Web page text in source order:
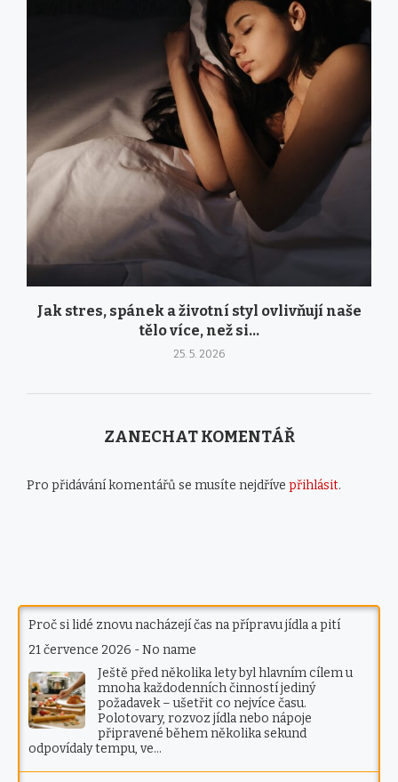
Jak stres, spánek a životní styl ovlivňují naše
tělo více, než si...
25. 5. 2026
ZANECHAT KOMENTÁŘ
Pro přidávání komentářů se musíte nejdříve přihlásit.
Proč si lidé znovu nacházejí čas na přípravu jídla a pití
21 července 2026 -No name
Ještě před několika lety byl hlavním cílem u
mnoha každodenních činností jediný
požadavek – ušetřit co nejvíce času.
Polotovary, rozvoz jídla nebo nápoje
připravené během několika sekund
odpovídaly tempu, ve…